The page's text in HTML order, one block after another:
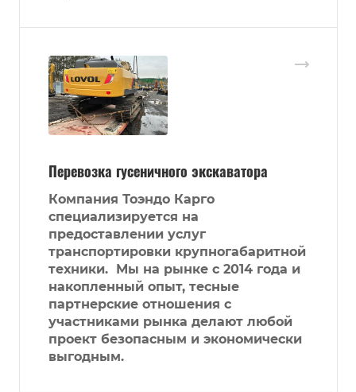
Перевозка гусеничного экскаватора
Компания Тоэндо Карго
специализируется на
предоставлении услуг
транспортировки крупногабаритной
техники. Мы на рынке с 2014 года и
накопленный опыт, тесные
партнерские отношения с
участниками рынка делают любой
проект безопасным и экономически
выгодным.